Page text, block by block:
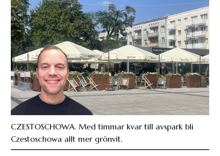
CZESTOSCHOWA. Med timmar kvar till avspark bli
Czestoschowa allt mer grönvit.